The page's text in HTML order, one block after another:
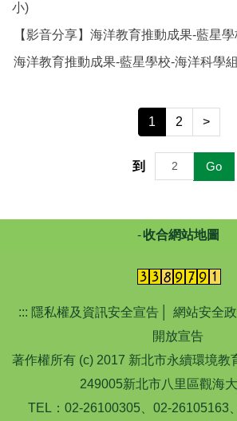
小)
【影音分享】海洋教育推動成果-藍星
海洋教育推動成果-藍星學校-海洋科學組
1 2 >
到 Go
收合網站地圖
::: 隱私權及資訊安全宣告 網站安全
開放宣告
著作權所有 (c) 2017 新北市永續環境教
249005新北市八里區觀海
TEL：02-26100305、02-26105163